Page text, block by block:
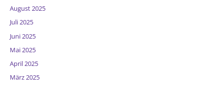
August 2025
Juli 2025
Juni 2025
Mai 2025
April 2025
März 2025